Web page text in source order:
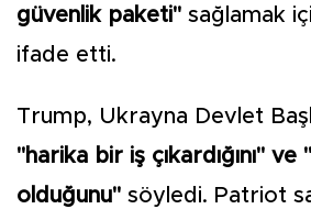
güvenlik paketi" sağlamak
ifade etti.
Trump, Ukrayna Devlet
"harika bir iş çıkardığını"
olduğunu" söyledi. Patriot